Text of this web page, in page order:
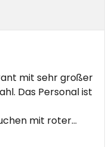
mit sehr großer
Das Personal ist
mit roter
waren in